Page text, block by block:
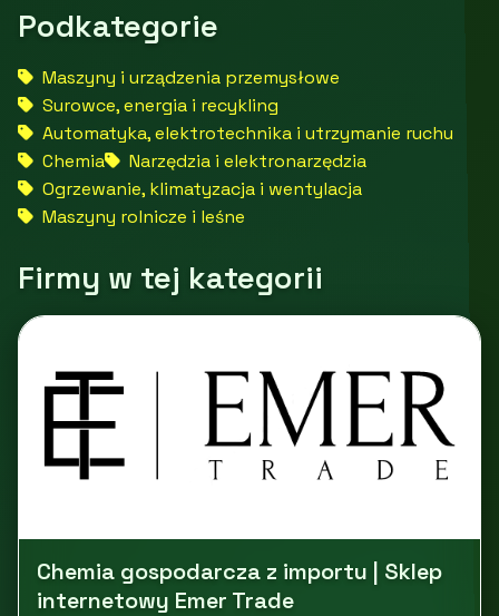
Podkategorie
Maszyny i urządzenia przemysłowe
Surowce, energia i recykling
Automatyka, elektrotechnika i utrzymanie ruchu
Chemia
Narzędzia i elektronarzędzia
Ogrzewanie, klimatyzacja i wentylacja
Maszyny rolnicze i leśne
Firmy w tej kategorii
Chemia gospodarcza z importu | Sklep
internetowy Emer Trade